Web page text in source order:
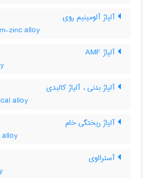
آلیاژ آلومینیم روی
zinc alloy
آلیاژ AMF
آلیاژ بدنی ، آلیاژ کالبدی
alloy
آلیاژ ریختگی خام
آسترالوی